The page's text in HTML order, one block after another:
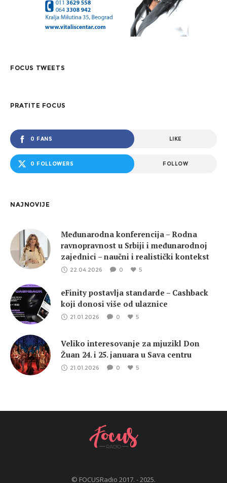
FOCUS TWEETS
PRATITE FOCUS
0 FANS LIKE
0 FOLLOWERS FOLLOW
NAJNOVIJE
Međunarodna konferencija – Rodna
ravnopravnost u Srbiji i međunarodnoj
zajednici – naučni i realistički kontekst
22.04.2026 0 5
eFinity postavlja standarde – Cashback
koji donosi više od ulaznice
21.01.2026 0 5
Veliko interesovanje za mjuzikl Don
Žuan 24. i 25. januara u Sava centru
21.01.2026 0 5
© FOCUSRadio 2017. - 2025.